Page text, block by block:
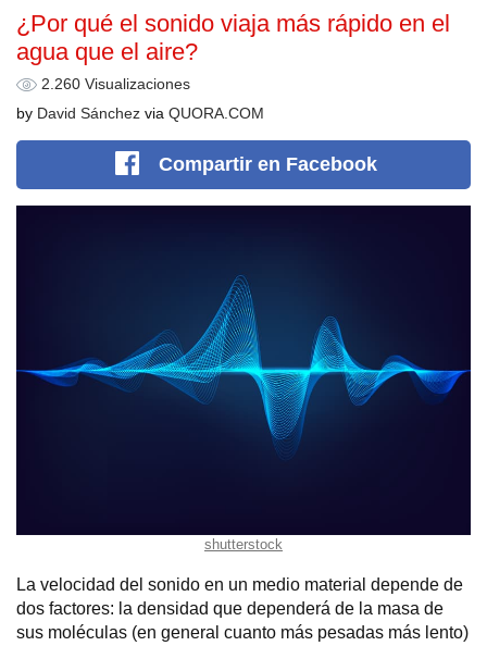
¿Por qué el sonido viaja más rápido en el
agua que el aire?
2.260 Visualizaciones
by David Sánchez via QUORA.COM
Compartir en Facebook
shutterstock
La velocidad del sonido en un medio material depende de
dos factores: la densidad que dependerá de la masa de
sus moléculas (en general cuanto más pesadas más lento)